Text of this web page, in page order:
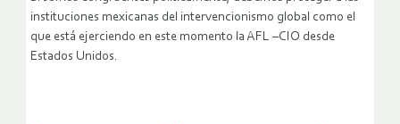
instituciones mexicanas del intervencionismo global como el
que está ejerciendo en este momento la AFL –CIO desde
Estados Unidos.